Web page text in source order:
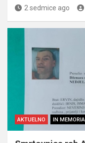
2 sedmice ago
AKTUELNO IN